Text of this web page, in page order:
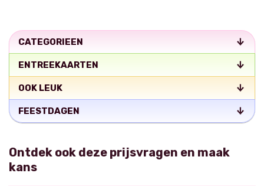
CATEGORIEEN
ENTREEKAARTEN
OOK LEUK
FEESTDAGEN
Ontdek ook deze prijsvragen en maak
kans